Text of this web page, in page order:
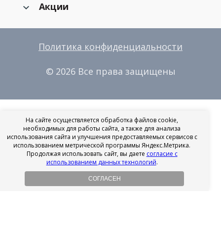
Акции
Политика конфиденциальности
© 2026 Все права защищены
На сайте осуществляется обработка файлов cookie,
необходимых для работы сайта, а также для анализа
использования сайта и улучшения предоставляемых сервисов с
использованием метрической программы Яндекс.Метрика.
Продолжая использовать сайт, вы даете согласие с
использованием данных технологий.
СОГЛАСЕН